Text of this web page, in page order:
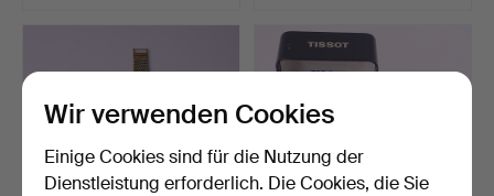
Wir verwenden Cookies
Einige Cookies sind für die Nutzung der
Dienstleistung erforderlich. Die Cookies, die Sie